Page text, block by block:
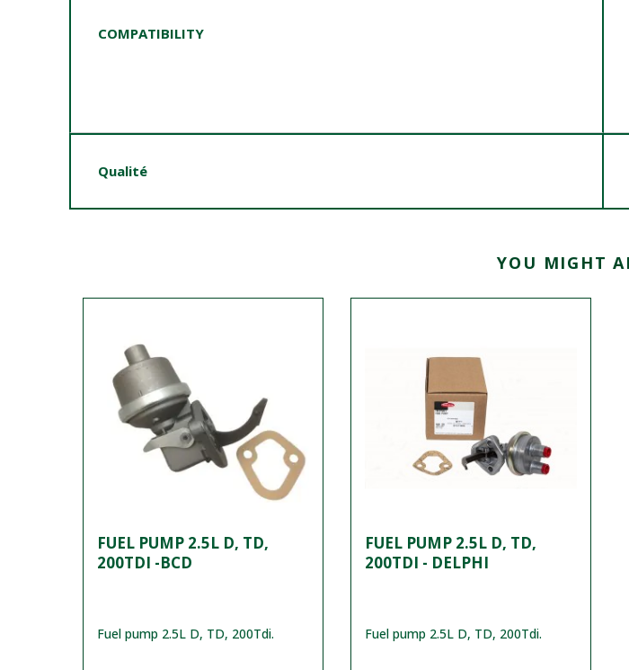
COMPATIBILITY
Qualité
YOU MIGHT
FUEL PUMP 2.5L D, TD,
200TDI -BCD
Fuel pump 2.5L D, TD, 200Tdi.
FUEL PUMP 2.5L D, TD,
200TDI - DELPHI
Fuel pump 2.5L D, TD, 200Tdi.